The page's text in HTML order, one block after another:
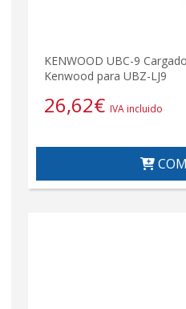
KENWOOD UBC-9
Kenwood para UBZ-LJ9
26,62€ IVA incluido